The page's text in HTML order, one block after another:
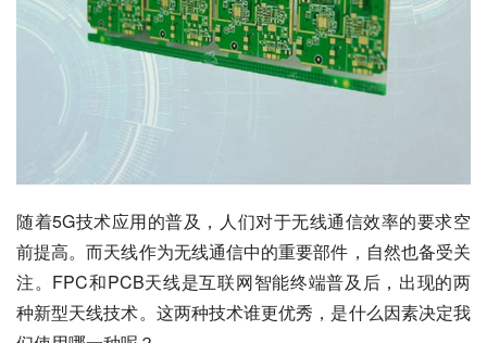
随着5G技术应用的普及，人们对于无线通信效率的要求空
前提高。而天线作为无线通信中的重要部件，自然也备受关
注。FPC和PCB天线是互联网智能终端普及后，出现的两
种新型天线技术。这两种技术谁更优秀，是什么因素决定我